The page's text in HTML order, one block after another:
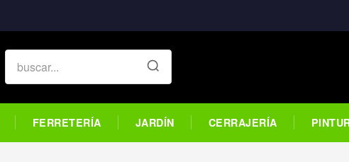
FERRETERÍA JARDÍN CERRAJERÍA